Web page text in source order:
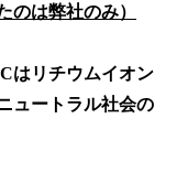
のは弊社のみ）
はリチウムイオン
ュートラル社会の